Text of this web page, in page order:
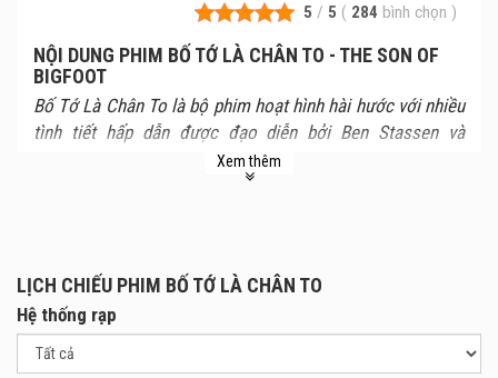
5 / 5 ( 284 bình chọn )
NỘI DUNG PHIM BỐ TỚ LÀ CHÂN TO - THE SON OF
BIGFOOT
Bố Tớ Là Chân To là bộ phim hoạt hình hài hước với nhiều
tình tiết hấp dẫn được đạo diễn bởi Ben Stassen và
chuyến đi lần này là để Adam có thể khám phá ra bí ẩn
đằng sau thân thế của mình nhất là thân phận của người
cha mà cậu đã lưu lạc từ từ lâu. Sau bao cố gắng và khám
phá những bí mật, Adam phát hiện ra người cha của mình
Xem thêm
LỊCH CHIẾU PHIM BỐ TỚ LÀ CHÂN TO
Hệ thống rạp